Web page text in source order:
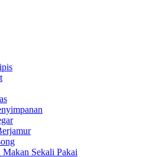
Makan Sekali Pakai